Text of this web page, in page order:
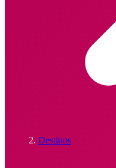
Destinos